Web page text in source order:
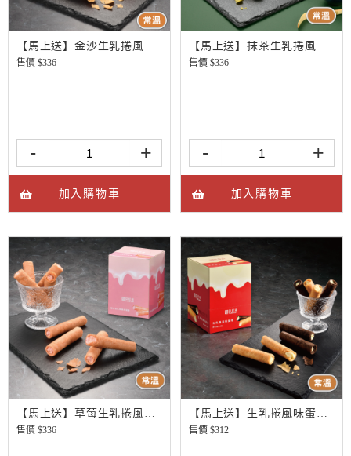
【馬上送】金沙生乳捲風味蛋捲
售價 $336
- +
加入購物車
【馬上送】抹茶生乳捲風味蛋捲
售價 $336
- +
加入購物車
【馬上送】草莓生乳捲風味蛋捲
售價 $336
【馬上送】生乳捲風味蛋捲8入
售價 $312